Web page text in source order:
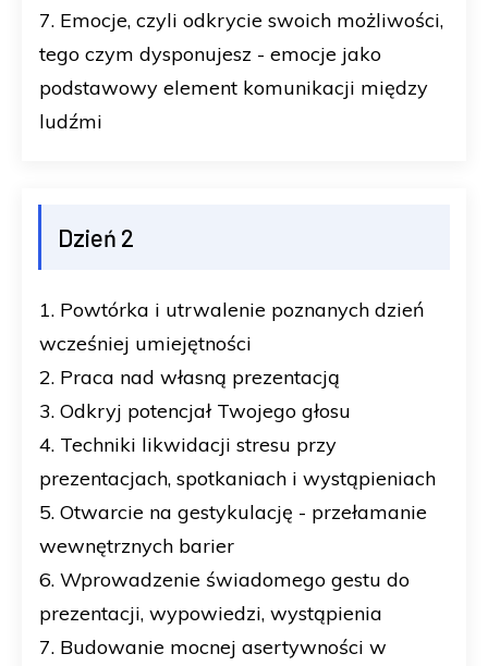
7. Emocje, czyli odkrycie swoich możliwości,
tego czym dysponujesz - emocje jako
podstawowy element komunikacji między
ludźmi
Dzień 2
1. Powtórka i utrwalenie poznanych dzień
wcześniej umiejętności
2. Praca nad własną prezentacją
3. Odkryj potencjał Twojego głosu
4. Techniki likwidacji stresu przy
prezentacjach, spotkaniach i wystąpieniach
5. Otwarcie na gestykulację - przełamanie
wewnętrznych barier
6. Wprowadzenie świadomego gestu do
prezentacji, wypowiedzi, wystąpienia
7. Budowanie mocnej asertywności w